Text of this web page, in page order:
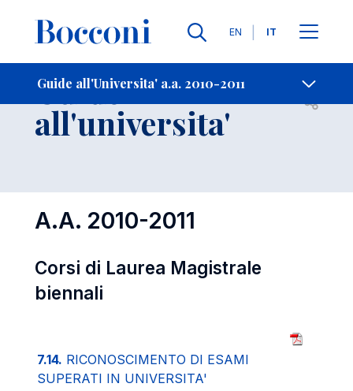
Lingue
EN IT
Guide all'Universita' a.a. 2010-2011
-
Guide
all'universita' Open
A.A. 2010-2011
Corsi di Laurea Magistrale
biennali
7.14. RICONOSCIMENTO DI ESAMI
SUPERATI IN UNIVERSITA'